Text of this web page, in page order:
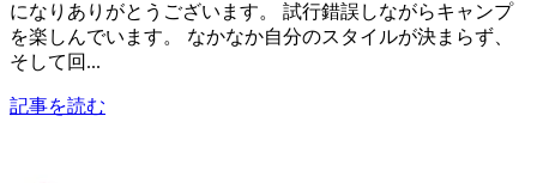
になりありがとうございます。 試行錯誤しながらキャンプ
を楽しんでいます。 なかなか自分のスタイルが決まらず、
そして回...
記事を読む